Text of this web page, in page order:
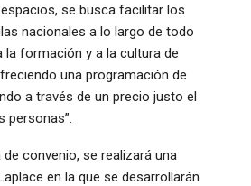
se busca facilitar los
nacionales a lo largo de todo
la formación y a la cultura de
una programación de
a través de un precio justo el
personas”.
convenio, se realizará una
en la que se desarrollarán